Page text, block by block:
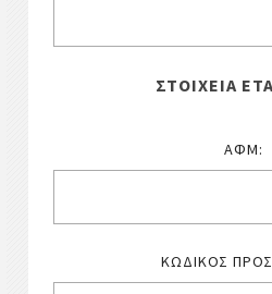
ΣΤΟΙΧΕΊΑ
ΑΦΜ:
ΚΩΔΙΚΌΣ